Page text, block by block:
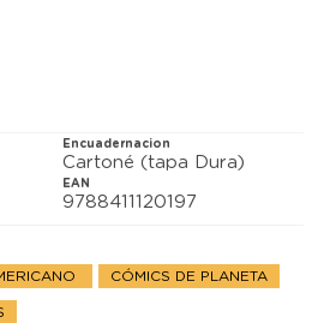
una celebración histórica
una batalla épica para salvar a
números previos al 300… y en
recopilados también en este
a las catacumbas del
a… ¡Medieval Spawn!
Encuadernacion
Cartoné (tapa Dura)
EAN
9788411120197
CÓMICS DE PLANETA